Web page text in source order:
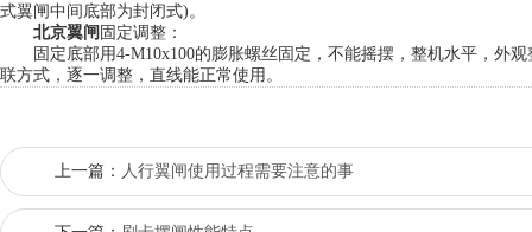
式翼闸中间底部为封闭式)。
北京翼闸 固定调整：
固定底部用4-M10x100的膨胀螺丝固定，不能摇摆，整机水平，外
联方式，逐一调整，直线能正常使用。
上一篇： 人行翼闸使用过程需要注意的事